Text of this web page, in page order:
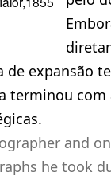
de expansão
terminou
and
he took